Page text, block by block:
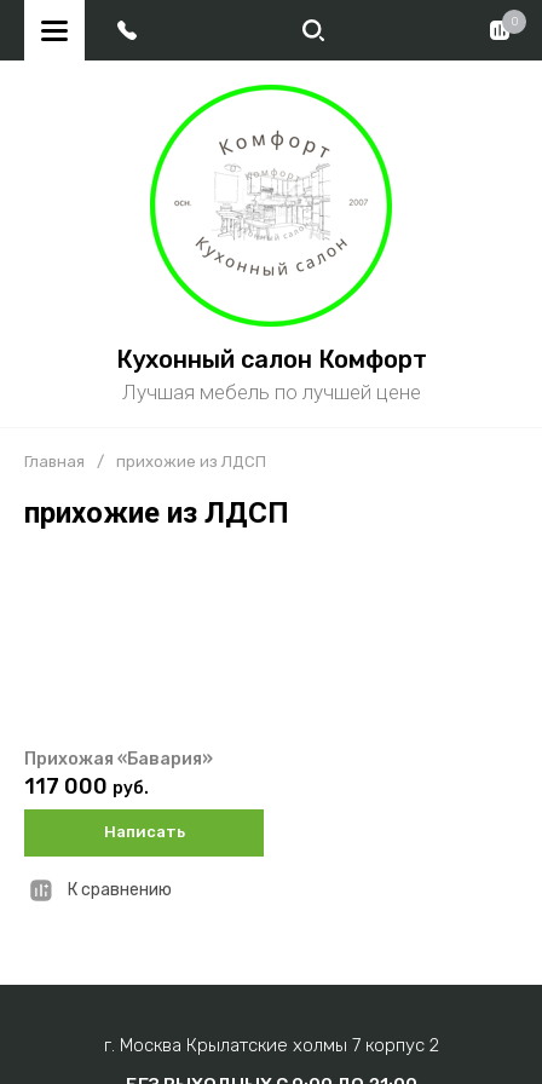
0
Кухонный салон Комфорт
Лучшая мебель по лучшей цене
Главная / прихожие из ЛДСП
прихожие из ЛДСП
Прихожая «Бавария»
117 000 руб.
Написать
К сравнению
г. Москва Крылатские холмы 7 корпус 2